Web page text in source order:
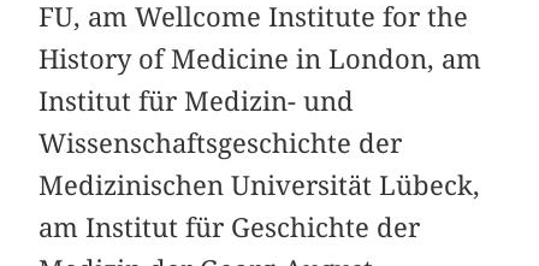
FU, am Wellcome Institute for the
History of Medicine in London, am
Institut für Medizin- und
Wissenschaftsgeschichte der
Medizinischen Universität Lübeck,
am Institut für Geschichte der